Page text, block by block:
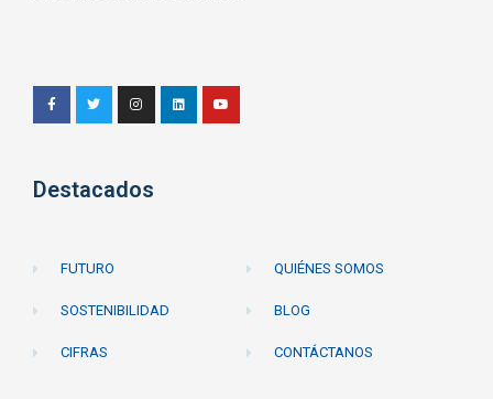
Destacados
FUTURO
SOSTENIBILIDAD
CIFRAS
QUIÉNES SOMOS
BLOG
CONTÁCTANOS